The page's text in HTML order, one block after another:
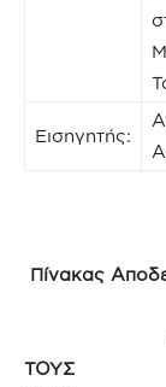
Εισηγητής:
Πίνακας